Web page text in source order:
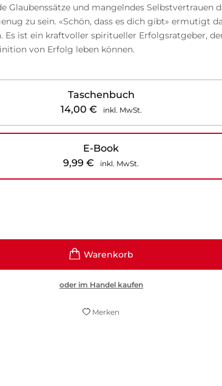
und mangelndes Selbstvertrauen
zu sein. «Schön, dass es dich gibt» ermutigt
ist ein kraftvoller spiritueller Erfolgsratgeber,
von Erfolg leben können.
Taschenbuch
14,00 € inkl. MwSt.
E-Book
9,99€ inkl. MwSt.
oder im Handel kaufen
Merken